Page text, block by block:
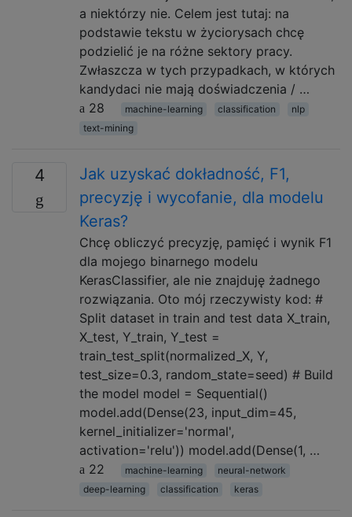
a niektórzy nie. Celem jest tutaj: na
podstawie tekstu w życiorysach chcę
podzielić je na różne sektory pracy.
Zwłaszcza w tych przypadkach, w których
kandydaci nie mają doświadczenia / …
28
machine-learning classification
nlp
text-mining
4
Jak uzyskać dokładność, F1,
precyzję i wycofanie, dla modelu
Keras?
Chcę obliczyć precyzję, pamięć i wynik F1
dla mojego binarnego modelu
KerasClassifier, ale nie znajduję żadnego
rozwiązania. Oto mój rzeczywisty kod: #
Split dataset in train and test data X_train,
X_test, Y_train, Y_test =
train_test_split(normalized_X, Y,
test_size=0.3, random_state=seed) # Build
the model model = Sequential()
model.add(Dense(23, input_dim=45,
kernel_initializer='normal',
activation='relu')) model.add(Dense(1, …
22
machine-learning
neural-network
deep-learning
classification keras